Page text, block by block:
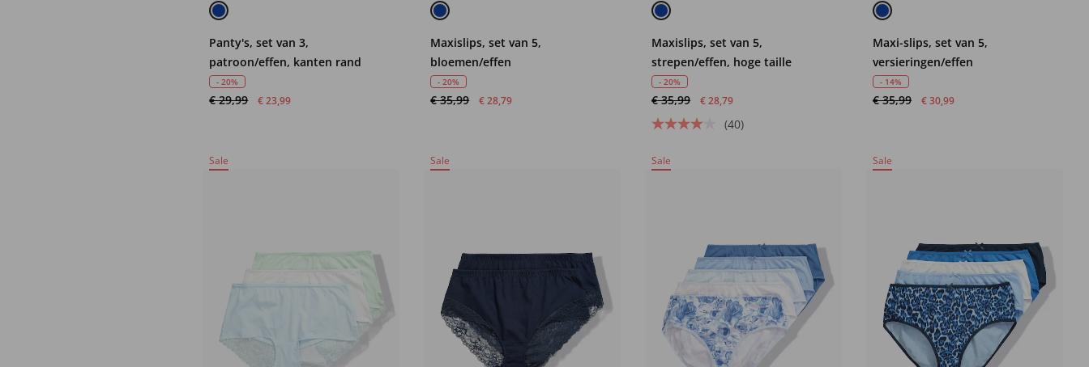
Panty's, set van 3,
patroon/effen, kanten rand
- 20%
€ 29,99 € 23,99
Maxislips, set van 5,
bloemen/effen
- 20%
€ 35,99 € 28,79
Maxislips, set van 5,
strepen/effen, hoge taille
- 20%
€ 35,99 € 28,79
(40)
Maxi-slips, set van 5,
versieringen/effen
- 14%
€ 35,99 € 30,99
Sale Sale Sale Sale